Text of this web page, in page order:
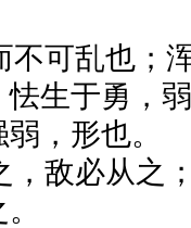
不可乱也；
生于勇，
，形也。
，敌必从之